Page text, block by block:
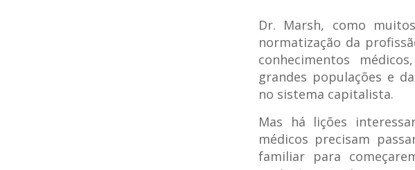
Dr. Marsh, como
normatização da
conhecimentos
grandes populações e
no sistema capitalista.
Mas há lições
médicos precisam
familiar para